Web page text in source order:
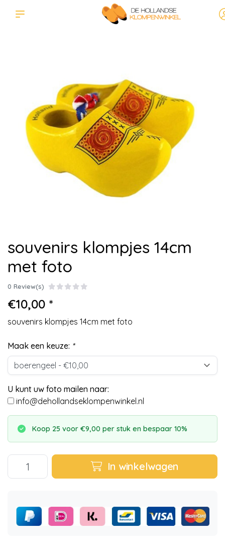
souvenirs klompjes 14cm
met foto
0 Review(s)
€10,00 *
souvenirs klompjes 14cm met foto
Maak een keuze: *
U kunt uw foto mailen naar:
info@dehollandseklompenwinkel.nl
Koop 25 voor €9,00 per stuk en bespaar 10%
In winkelwagen